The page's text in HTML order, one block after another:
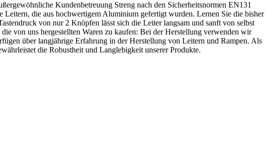
Kundenbetreuung Streng nach den Sicherheitsnormen EN131
die aus hochwertigem Aluminium gefertigt wurden. Lernen Sie die bisher
von nur 2 Knöpfen lässt sich die Leiter langsam und sanft von selbst
von uns hergestellten Waren zu kaufen: Bei der Herstellung verwenden wir
über langjährige Erfahrung in der Herstellung von Leitern und Rampen. Als
die Robustheit und Langlebigkeit unserer Produkte.